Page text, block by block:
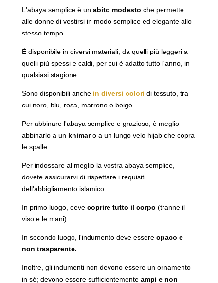
L'abaya semplice è un abito modesto che permette
alle donne di vestirsi in modo semplice ed elegante allo
stesso tempo.
È disponibile in diversi materiali, da quelli più leggeri a
quelli più spessi e caldi, per cui è adatto tutto l'anno, in
qualsiasi stagione.
Sono disponibili anche in diversi colori di tessuto, tra
cui nero, blu, rosa, marrone e beige.
Per abbinare l'abaya semplice e grazioso, è meglio
abbinarlo a un khimaro a un lungo velo hijab che copra
le spalle.
Per indossare al meglio la vostra abaya semplice,
dovete assicurarvi di rispettare i requisiti
dell'abbigliamento islamico:
In primo luogo, deve coprire tutto il corpo (tranne il
viso e le mani)
In secondo luogo, l'indumento deve essere opaco e
non trasparente.
Inoltre, gli indumenti non devono essere un ornamento
in sé; devono essere sufficientemente ampi e non